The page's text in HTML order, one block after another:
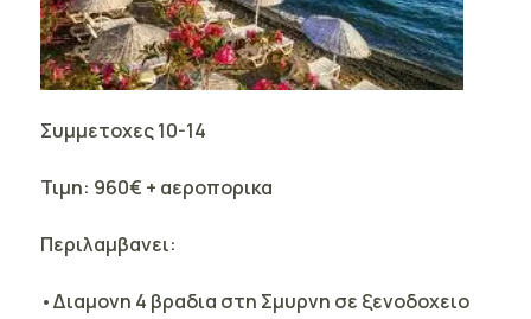
Συμμετοχες 10-14
Τιμη: 960€ + αεροπορικα
Περιλαμβανει:
•Διαμονη 4 βραδια στη Σμυρνη σε ξενοδοχειο